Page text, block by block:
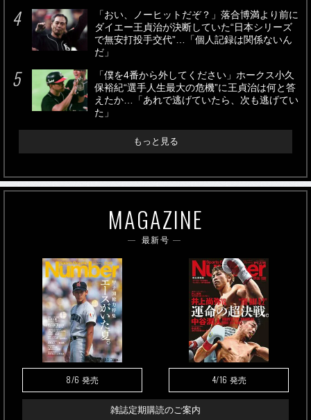
「おい、ノーヒットだぞ？」落合博満より前に
ダイエー王貞治が決断していた“日本シリーズ
で無安打投手交代”…「個人記録は関係ないん
だ」
「僕を4番から外してください」ホークス小久
保裕紀“選手人生最大の危機”に王貞治は何と答
えたか…「あれで逃げていたら、次も逃げてい
た」
もっと見る
MAGAZINE
最新号
8/6 発売 4/16 発売
雑誌定期購読のご案内